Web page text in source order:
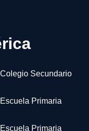
Secundario
Primaria
Primaria